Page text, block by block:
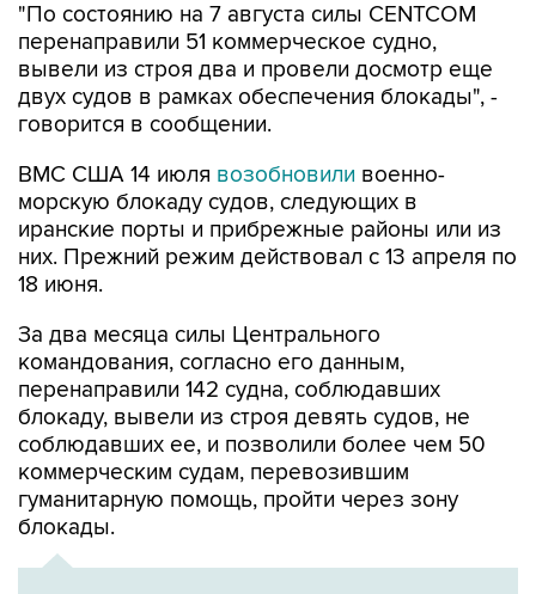
"По состоянию на 7 августа силы CENTCOM
перенаправили 51 коммерческое судно,
вывели из строя два и провели досмотр еще
двух судов в рамках обеспечения блокады", -
говорится в сообщении.
ВМС США 14 июля возобновили военно-
морскую блокаду судов, следующих в
иранские порты и прибрежные районы или из
них. Прежний режим действовал с 13 апреля по
18 июня.
За два месяца силы Центрального
командования, согласно его данным,
перенаправили 142 судна, соблюдавших
блокаду, вывели из строя девять судов, не
соблюдавших ее, и позволили более чем 50
коммерческим судам, перевозившим
гуманитарную помощь, пройти через зону
блокады.